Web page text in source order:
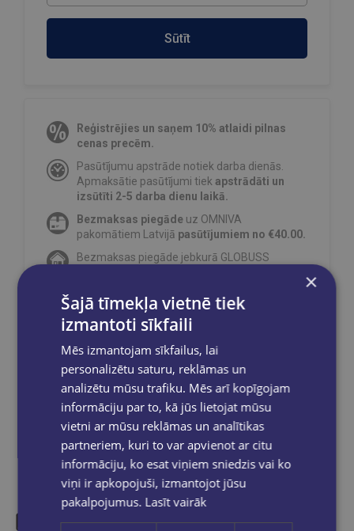
Sūtīt
Reģistrējies un saņem 10% atlaidi pilnas
cenas precēm.
Pasūtījumu apstrāde notiek darba dienās.
Apmaksātie pasūtījumi tiek apstrādāti un
izsūtīti 2-5 darba dienu laikā.
Bezmaksas piegāde uz OMNIVA
pakomātiem Latvijā pasūtījumiem no €40.00.
Bezmaksas piegāde jebkurā GLOBUSS
e-pastu un/ vai SMS.
Dalies sociālajos tīklos:
×
Šajā tīmekļa vietnē tiek
izmantoti sīkfaili
Mēs izmantojam sīkfailus, lai
personalizētu saturu, reklāmas un
analizētu mūsu trafiku. Mēs arī kopīgojam
informāciju par to, kā jūs lietojat mūsu
vietni ar mūsu reklāmas un analītikas
partneriem, kuri to var apvienot ar citu
informāciju, ko esat viņiem sniedzis vai ko
viņi ir apkopojuši, izmantojot jūsu
pakalpojumus. Lasīt vairāk